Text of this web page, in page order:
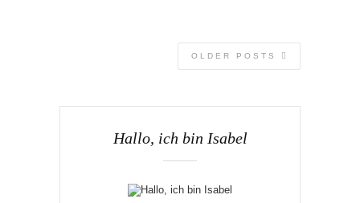
OLDER POSTS
Hallo, ich bin Isabel